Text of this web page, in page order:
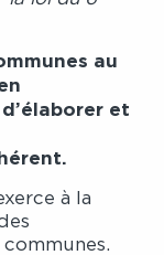
au
et
à la